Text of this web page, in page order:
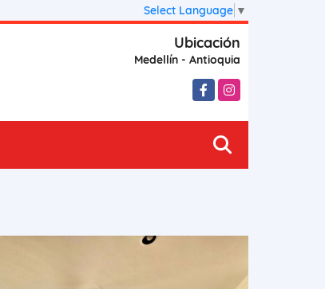
Select Language ▼
Ubicación
Medellín - Antioquia
FacebookInstagram